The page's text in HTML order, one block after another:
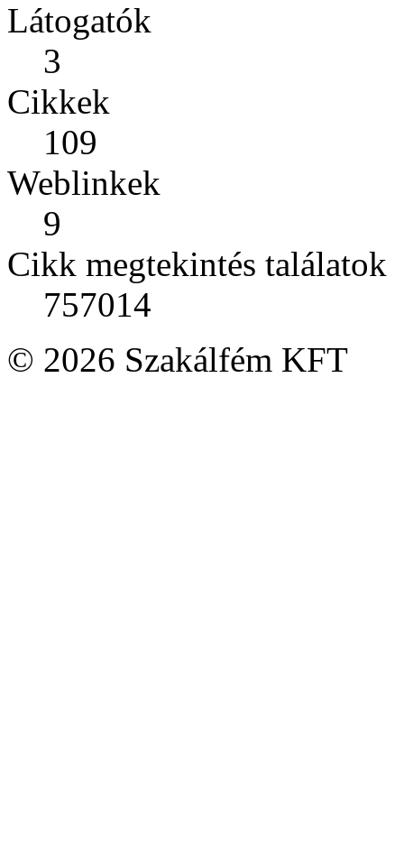
Látogatók
3
Cikkek
109
Weblinkek
9
Cikk megtekintés találatok
757014
© 2026 Szakálfém KFT